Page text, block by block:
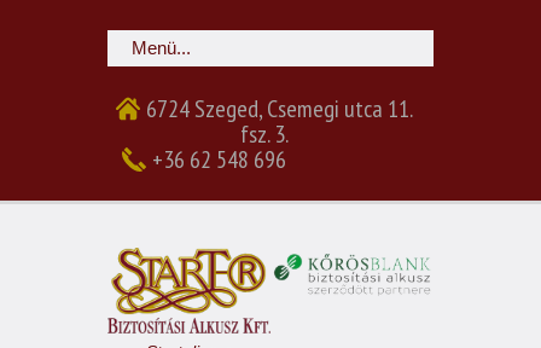
6724 Szeged, Csemegi utca 11.
fsz. 3.
+36 62 548 696